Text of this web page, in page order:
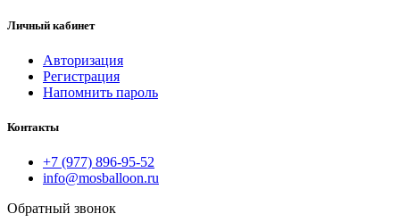
Личный кабинет
Авторизация
Регистрация
Напомнить пароль
Контакты
+7 (977) 896-95-52
info@mosballoon.ru
Обратный звонок